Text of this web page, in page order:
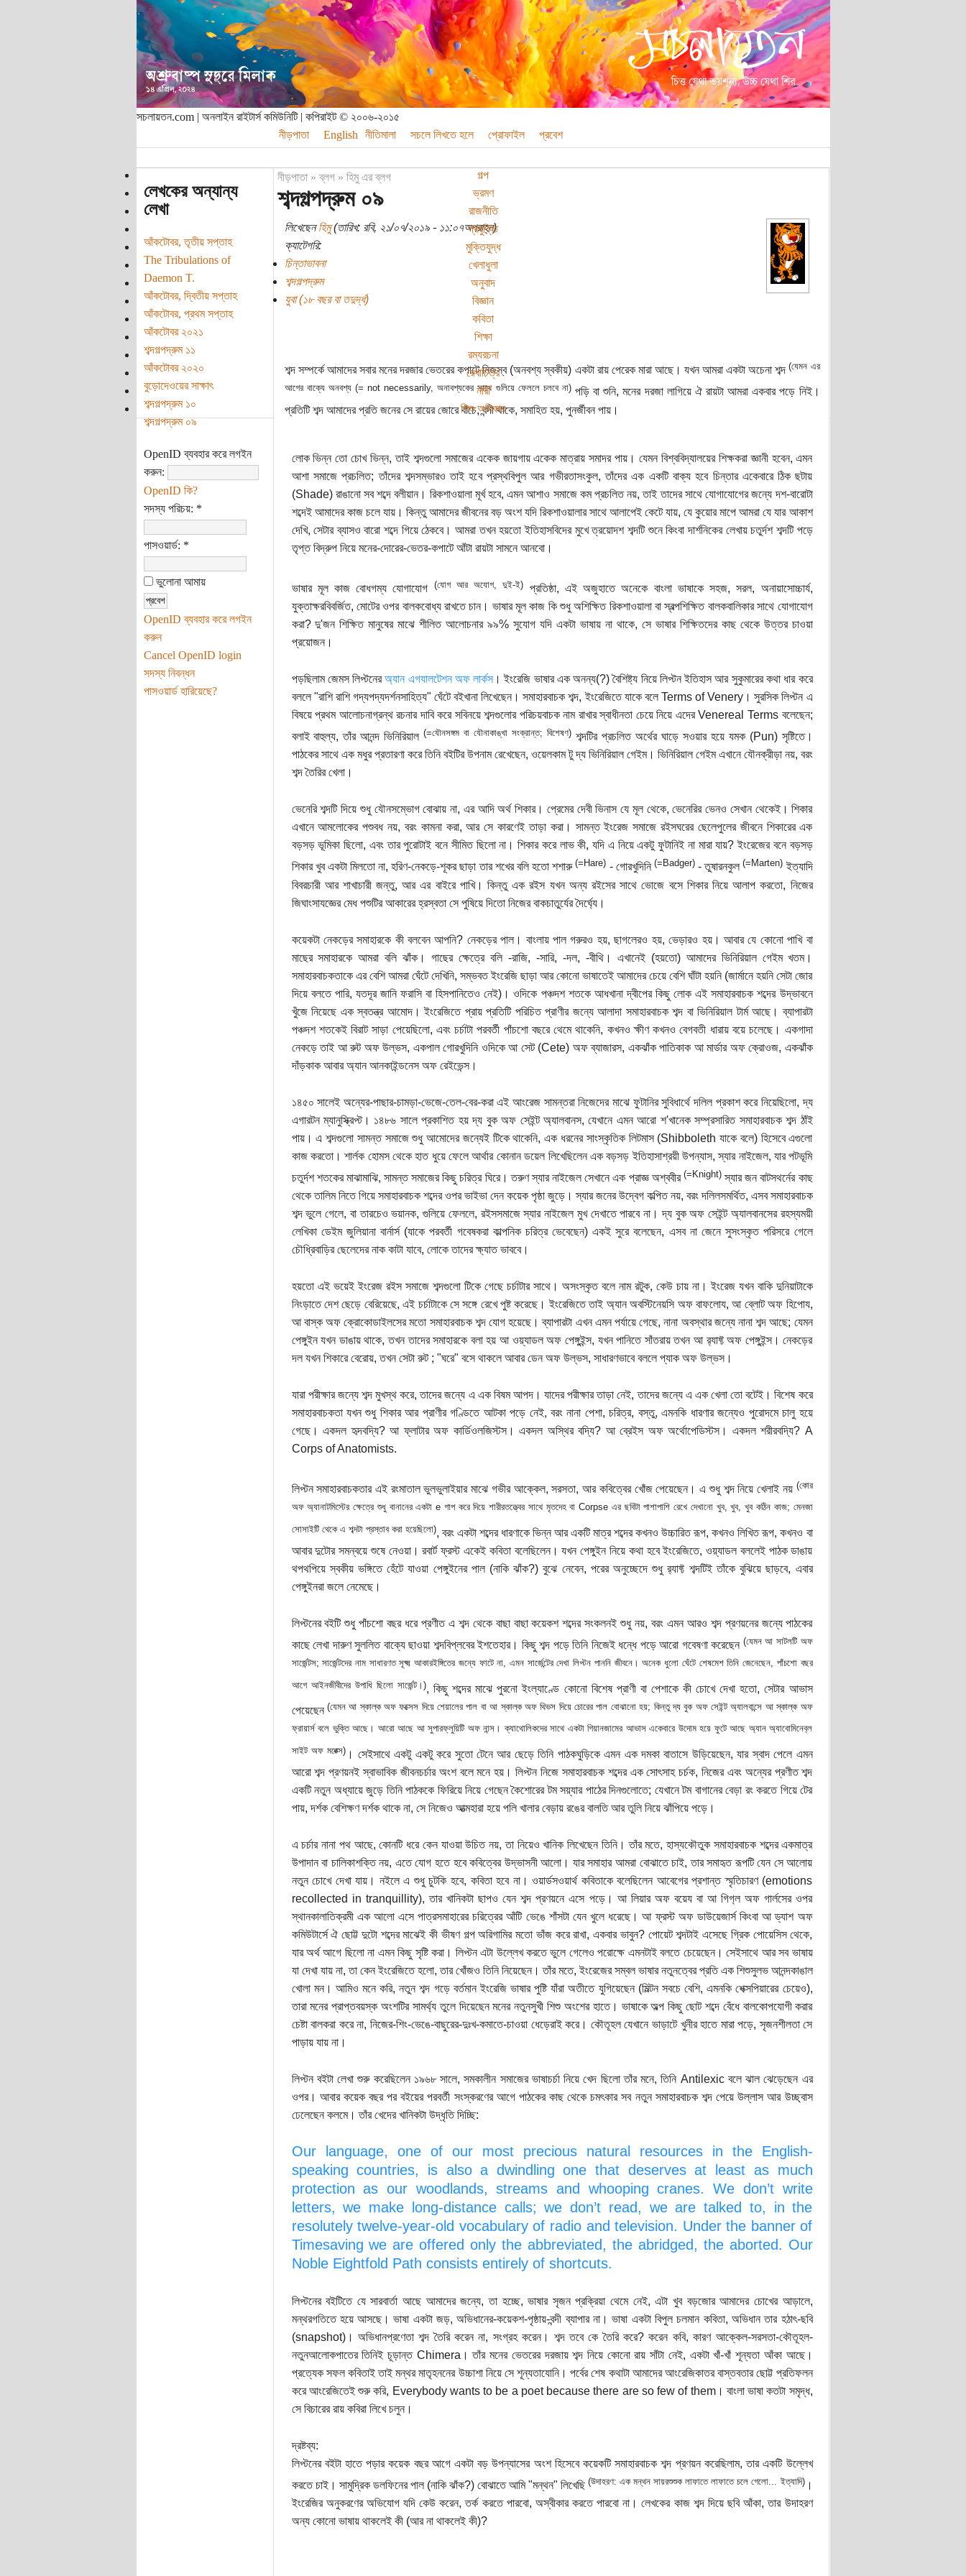
সচলায়তন.com | অনলাইন রাইটার্স কমিউনিটি | কপিরাইট © ২০০৬-২০১৫
নীড়পাতা
English নীতিমালা সচলে লিখতে হলে প্রোফাইল প্রবেশ
গল্প
ভ্রমণ
রাজনীতি
প্রযুক্তি
মুক্তিযুদ্ধ
খেলাধুলা
অনুবাদ
বিজ্ঞান
কবিতা
শিক্ষা
রম্যরচনা
রেখাচিত্র
নারী
শিশু অধিকার
লেখকের অন্যান্য
লেখা
আঁকটোবর, তৃতীয় সপ্তাহ
The Tribulations of
Daemon T.
আঁকটোবর, দ্বিতীয় সপ্তাহ
আঁকটোবর, প্রথম সপ্তাহ
আঁকটোবর ২০২১
শব্দগল্পদ্রুম ১১
আঁকটোবর ২০২০
বুড়োদেওয়ের সাক্ষাৎ
শব্দগল্পদ্রুম ১০
শব্দগল্পদ্রুম ০৯
OpenID ব্যবহার করে লগইন
করুন:
OpenID কি?
সদস্য পরিচয়: *
পাসওয়ার্ড: *
ভুলোনা আমায়
OpenID ব্যবহার করে লগইন
করুন
Cancel OpenID login
সদস্য নিবন্ধন
পাসওয়ার্ড হারিয়েছে?
নীড়পাতা»ব্লগ» হিমু এর ব্লগ
শব্দগল্পদ্রুম ০৯
লিখেছেনহিমু(তারিখ: রবি, ২১/০৭/২০১৯ - ১১:০৭অপরাহ্ন)
ক্যাটেগরি:
চিন্তাভাবনা
শব্দগল্পদ্রুম
যুবা (১৮ বছর বা তদুর্দ্ধ)
শব্দ সম্পর্কে আমাদের সবার মনের দরজার ভেতরের কপাটে নিজস্ব (অনবশ্য স্বকীয়) একটা রায় পেরেক মারা আছে। যখন আমরা একটা অচেনা শব্দ(যেমন এর
আগের বাক্যে অনবশ্য (= not necessarily, অনাবশ্যকের সাথে গুলিয়ে ফেললে চলবে না)পড়ি বা শুনি, মনের দরজা লাগিয়ে ঐ রায়টা আমরা একবার পড়ে নিই।
প্রতিটি শব্দ আমাদের প্রতি জনের সে রায়ের জোরে বাঁচে, বন্দী থাকে, সমাহিত হয়, পুনর্জীবন পায়।
লোক ভিন্ন তো চোখ ভিন্ন, তাই শব্দগুলো সমাজের একেক জায়গায় একেক মাত্রায় সমাদর পায়। যেমন বিশ্ববিদ্যালয়ের শিক্ষকরা জ্ঞানী হবেন, এমন
আশা সমাজে প্রচলিত; তাঁদের শব্দসম্ভারও তাই হবে প্রস্থবিপুল আর গভীরতাসংকুল, তাঁদের এক একটি বাক্য হবে চিন্তার একেবারে ঠিক ছটায়
(Shade) রাঙানো সব শব্দে বলীয়ান। রিকশাওয়ালা মূর্খ হবে, এমন আশাও সমাজে কম প্রচলিত নয়, তাই তাদের সাথে যোগাযোগের জন্যে দশ-বারোটা
শব্দেই আমাদের কাজ চলে যায়। কিন্তু আমাদের জীবনের বড় অংশ যদি রিকশাওয়ালার সাথে আলাপেই কেটে যায়, যে কুয়োর মাপে আমরা যে যার আকাশ
দেখি, সেটার ব্যাসও বারো শব্দে গিয়ে ঠেকবে। আমরা তখন হয়তো ইতিহাসবিদের মুখে ত্রয়োদশ শব্দটি শুনে কিংবা দার্শনিকের লেখায় চতুর্দশ শব্দটি পড়ে
তৃপ্ত বিদ্রুপ নিয়ে মনের-দোরের-ভেতর-কপাটে আঁটা রায়টা সামনে আনবো।
ভাষার মূল কাজ বোধগম্য যোগাযোগ (যোগ আর অযোগ, দুই-ই) প্রতিষ্ঠা, এই অজুহাতে অনেকে বাংলা ভাষাকে সহজ, সরল, অনায়াসোচ্চার্য,
যুক্তাক্ষরবিবর্জিত, মোটের ওপর বালকবোধ্য রাখতে চান। ভাষার মূল কাজ কি শুধু অশিক্ষিত রিকশাওয়ালা বা স্বল্পশিক্ষিত বালকবালিকার সাথে যোগাযোগ
করা? দু'জন শিক্ষিত মানুষের মাঝে শীলিত আলোচনার ৯৯% সুযোগ যদি একটা ভাষায় না থাকে, সে ভাষার শিক্ষিতদের কাছ থেকে উত্তর চাওয়া
প্রয়োজন।
পড়ছিলাম জেমস লিপ্টনেরঅ্যান এগযালটেশন অফ লার্কস । ইংরেজি ভাষার এক অনন্য(?) বৈশিষ্ট্য নিয়ে লিপ্টন ইতিহাস আর সুকুমারের কথা ধার করে
বললে "রাশি রাশি গদ্যপদ্যদর্শনসাহিত্য" ঘেঁটে বইখানা লিখেছেন। সমাহারবাচক শব্দ, ইংরেজিতে যাকে বলে Terms of Venery। সুরসিক লিপ্টন এ
বিষয়ে প্রথম আলোচনাগ্রন্থ রচনার দাবি করে সবিনয়ে শব্দগুলোর পরিচয়বাচক নাম রাখার স্বাধীনতা চেয়ে নিয়ে এদের Venereal Terms বলেছেন;
বলাই বাহুল্য, তাঁর আনন্দ ভিনিরিয়াল(=যৌনসঙ্গম বা যৌনাকাঙ্খা সংক্রান্ত; বিশেষণ) শব্দটির প্রচলিত অর্থের ঘাড়ে সওয়ার হয়ে যমক (Pun) সৃষ্টিতে।
পাঠকের সাথে এক মধুর প্রতারণা করে তিনি বইটির উপনাম রেখেছেন, ওয়েলকাম টু দ্য ভিনিরিয়াল গেইম। ভিনিরিয়াল গেইম এখানে যৌনক্রীড়া নয়, বরং
শব্দ তৈরির খেলা।
ভেনেরি শব্দটি দিয়ে শুধু যৌনসম্ভোগ বোঝায় না, এর আদি অর্থ শিকার। প্রেমের দেবী ভিনাস যে মূল থেকে, ভেনেরির ভেনও সেখান থেকেই। শিকার
এখানে আমলোকের পশুবধ নয়, বরং কামনা করা, আর সে কারণেই তাড়া করা। সামন্ত ইংরেজ সমাজে রইসঘরের ছেলেপুলের জীবনে শিকারের এক
বড়সড় ভূমিকা ছিলো, এবং তার পুরোটাই বনে সীমিত ছিলো না। শিকার করে লাভ কী, যদি এ নিয়ে একটু ফুটানিই না মারা যায়? ইংরেজের বনে বড়সড়
শিকার খুব একটা মিলতো না, হরিণ-নেকড়ে-শূকর ছাড়া তার শখের বলি হতো শশারু(=Hare) - গোরখুদিনি (=Badger)- তুষারনকুল(=Marten) ইত্যাদি
বিবরচারী আর শাখাচারী জন্তু, আর এর বাইরে পাখি। কিন্তু এক রইস যখন অন্য রইসের সাথে ভোজে বসে শিকার নিয়ে আলাপ করতো, নিজের
জিঘাংসাযজ্ঞের মেধ পশুটির আকারের হ্রস্বতা সে পুষিয়ে দিতো নিজের বাকচাতুর্যের দৈর্ঘ্যে।
কয়েকটা নেকড়ের সমাহারকে কী বলবেন আপনি? নেকড়ের পাল। বাংলায় পাল গরুরও হয়, ছাগলেরও হয়, ভেড়ারও হয়। আবার যে কোনো পাখি বা
মাছের সমাহারকে আমরা বলি ঝাঁক। গাছের ক্ষেত্রে বলি -রাজি, -সারি, -দল, -বীথি। এখানেই (হয়তো) আমাদের ভিনিরিয়াল গেইম খতম।
সমাহারবাচকতাকে এর বেশি আমরা ঘেঁটে দেখিনি, সম্ভবত ইংরেজি ছাড়া আর কোনো ভাষাতেই আমাদের চেয়ে বেশি ঘাঁটা হয়নি (জার্মানে হয়নি সেটা জোর
দিয়ে বলতে পারি, যতদূর জানি ফরাসি বা হিসপানিতেও নেই)। ওদিকে পঞ্চদশ শতকে আধখানা দ্বীপের কিছু লোক এই সমাহারবাচক শব্দের উদ্ভাবনে
খুঁজে নিয়েছে এক স্বতন্ত্র আমোদ। ইংরেজিতে প্রায় প্রতিটি পরিচিত প্রাণীর জন্যে আলাদা সমাহারবাচক শব্দ বা ভিনিরিয়াল টার্ম আছে। ব্যাপারটা
পঞ্চদশ শতকেই বিরাট সাড়া পেয়েছিলো, এবং চর্চাটা পরবর্তী পাঁচশো বছরে থেমে থাকেনি, কখনও ক্ষীণ কখনও বেগবতী ধারায় বয়ে চলেছে। একগাদা
নেকড়ে তাই আ রুট অফ উল্ভস, একপাল গোরখুদিনি ওদিকে আ সেট (Cete) অফ ব্যাজারস, একঝাঁক পাতিকাক আ মার্ডার অফ ক্রোওজ, একঝাঁক
দাঁড়কাক আবার অ্যান আনকাইন্ডনেস অফ রেইভেন্স।
১৪৫০ সালেই অন্যের-পাছার-চামড়া-ভেজে-তেল-বের-করা এই আংরেজ সামন্তরা নিজেদের মাঝে ফুটানির সুবিধার্থে দলিল প্রকাশ করে নিয়েছিলো, দ্য
এগারটন ম্যানুস্ক্রিপ্ট। ১৪৮৬ সালে প্রকাশিত হয় দ্য বুক অফ সেইন্ট অ্যালবানস, যেখানে এমন আরো শ'খানেক সম্প্রসারিত সমাহারবাচক শব্দ ঠাঁই
পায়। এ শব্দগুলো সামন্ত সমাজে শুধু আমোদের জন্যেই টিকে থাকেনি, এক ধরনের সাংস্কৃতিক লিটমাস (Shibboleth যাকে বলে) হিসেবে এগুলো
কাজ করতো। শার্লক হোমস থেকে হাত ধুয়ে ফেলে আর্থার কোনান ডয়েল লিখেছিলেন এক বড়সড় ইতিহাসাশ্রয়ী উপন্যাস, স্যার নাইজেল, যার পটভূমি
চতুর্দশ শতকের মাঝামাঝি, সামন্ত সমাজের কিছু চরিত্র ঘিরে। তরুণ স্যার নাইজেল সেখানে এক প্রাজ্ঞ অশ্ববীর (=Knight)স্যার জন বাটসথর্নের কাছ
থেকে তালিম নিতে গিয়ে সমাহারবাচক শব্দের ওপর ভাইভা দেন কয়েক পৃষ্ঠা জুড়ে। স্যার জনের উদ্বেগ কল্পিত নয়, বরং দলিলসমর্থিত, এসব সমাহারবাচক
শব্দ ভুলে গেলে, বা তারচেও ভয়ানক, গুলিয়ে ফেললে, রইসসমাজে স্যার নাইজেল মুখ দেখাতে পারবে না। দ্য বুক অফ সেইন্ট অ্যালবানসের রহস্যময়ী
লেখিকা ডেইম জুলিয়ানা বার্নার্স (যাকে পরবর্তী গবেষকরা কাল্পনিক চরিত্র ভেবেছেন) একই সুরে বলেছেন, এসব না জেনে সুসংস্কৃত পরিসরে গেলে
চৌধ্রিবাড়ির ছেলেদের নাক কাটা যাবে, লোকে তাদের ক্ষ্যাত ভাববে।
হয়তো এই ভয়েই ইংরেজ রইস সমাজে শব্দগুলো টিকে গেছে চর্চাটার সাথে। অসংস্কৃত বলে নাম রটুক, কেউ চায় না। ইংরেজ যখন বাকি দুনিয়াটাকে
নিংড়াতে দেশ ছেড়ে বেরিয়েছে, এই চর্চাটাকে সে সঙ্গে রেখে পুষ্ট করেছে। ইংরেজিতে তাই অ্যান অবস্টিনেয়সি অফ বাফলোয, আ ব্লোট অফ হিপোয,
আ বাস্ক অফ ক্রোকোডাইলসের মতো সমাহারবাচক শব্দ যোগ হয়েছে। ব্যাপারটা এখন এমন পর্যায়ে গেছে, নানা অবস্থার জন্যে নানা শব্দ আছে; যেমন
পেঙ্গুইন যখন ডাঙায় থাকে, তখন তাদের সমাহারকে বলা হয় আ ওয়্যাডল অফ পেঙ্গুইন্স, যখন পানিতে সাঁতরায় তখন আ র‍্যাফ্ট অফ পেঙ্গুইন্স। নেকড়ের
দল যখন শিকারে বেরোয়, তখন সেটা রুট ; "ঘরে" বসে থাকলে আবার ডেন অফ উল্ভস, সাধারণভাবে বললে প্যাক অফ উল্ভস।
যারা পরীক্ষার জন্যে শব্দ মুখস্থ করে, তাদের জন্যে এ এক বিষম আপদ। যাদের পরীক্ষার তাড়া নেই, তাদের জন্যে এ এক খেলা তো বটেই। বিশেষ করে
সমাহারবাচকতা যখন শুধু শিকার আর প্রাণীর গণ্ডিতে আটকা পড়ে নেই, বরং নানা পেশা, চরিত্র, বস্তু, এমনকি ধারণার জন্যেও পুরোদমে চালু হয়ে
গেছে। একদল হৃদবদ্যি? আ ফ্লাটার অফ কার্ডিওলজিস্টস। একদল অস্থির বদ্যি? আ ব্রেইস অফ অর্থোপেডিস্টস। একদল শরীরবদ্যি? A
Corps of Anatomists.
লিপ্টন সমাহারবাচকতার এই রংমাতাল ভুলভুলাইয়ার মাঝে গভীর আক্কেল, সরসতা, আর কবিত্বের খোঁজ পেয়েছেন। এ শুধু শব্দ নিয়ে খেলাই নয় (কোর
অফ অ্যানাটমিস্টের ক্ষেত্রে শুধু বানানের একটা e গাপ করে দিয়ে শারীরতত্ত্বের সাথে মৃতদেহ বা Corpse এর ছবিটা পাশাপাশি রেখে দেখানো খুব, খুব, খুব কঠিন কাজ; মেনজা
সোসাইটি থেকে এ শব্দটা প্রস্তাব করা হয়েছিলো), বরং একটা শব্দের ধারণাকে ভিন্ন আর একটি মাত্র শব্দের কখনও উচ্চারিত রূপ, কখনও লিখিত রূপ, কখনও বা
আবার দুটোর সমন্বয়ে শুষে নেওয়া। রবার্ট ফ্রস্ট একেই কবিতা বলেছিলেন। যখন পেঙ্গুইন নিয়ে কথা হবে ইংরেজিতে, ওয়্যাডল বললেই পাঠক ডাঙায়
থপথপিয়ে স্বকীয় ভঙ্গিতে হেঁটে যাওয়া পেঙ্গুইনের পাল (নাকি ঝাঁক?) বুঝে নেবেন, পরের অনুচ্ছেদে শুধু র‍্যাফ্ট শব্দটিই তাঁকে বুঝিয়ে ছাড়বে, এবার
পেঙ্গুইনরা জলে নেমেছে।
লিপ্টনের বইটি শুধু পাঁচশো বছর ধরে প্রণীত এ শব্দ থেকে বাছা বাছা কয়েকশ শব্দের সংকলনই শুধু নয়, বরং এমন আরও শব্দ প্রণয়নের জন্যে পাঠকের
কাছে লেখা দারুণ সুললিত বাক্যে ছাওয়া শব্দবিপ্লবের ইশতেহার। কিছু শব্দ পড়ে তিনি নিজেই ধন্ধে পড়ে আরো গবেষণা করেছেন (যেমন আ সাটলটি অফ
সার্জেন্টস; সার্জেন্টদের নাম সাধারণত সূক্ষ্ম আকারইঙ্গিতের জন্যে ফাটে না, এমন সার্জেন্টের দেখা লিপ্টন পাননি জীবনে। অনেক ধুলো ঘেঁটে শেষমেশ তিনি জেনেছেন, পাঁচশো বছর
আগে আইনজীবীদের উপাধি ছিলো সার্জেন্ট।), কিছু শব্দের মাঝে পুরনো ইংল্যাণ্ডে কোনো বিশেষ প্রাণী বা পেশাকে কী চোখে দেখা হতো, সেটার আভাস
পেয়েছেন (যেমন আ স্কাল্ক অফ ফক্সেস দিয়ে শেয়ালের পাল বা আ স্কাল্ক অফ থিভস দিয়ে চোরের পাল বোঝানো হয়; কিন্তু দ্য বুক অফ সেইন্ট অ্যালবান্সে আ স্কাল্ক অফ
ফ্রায়ার্স বলে ভুক্তি আছে। আরো আছে আ সুপারফ্লুয়িটি অফ নান্স। ক্যাথোলিকদের সাথে একটা গিয়ানজামের আভাস একেবারে উদোম হয়ে ফুটে আছে অ্যান অ্যাবোমিনেব‌্ল
সাইট অফ মঙ্ক্সে) । সেইসাথে একটু একটু করে সুতো টেনে আর ছেড়ে তিনি পাঠকঘুড়িকে এমন এক দমকা বাতাসে উড়িয়েছেন, যার স্বাদ পেলে এমন
আরো শব্দ প্রণয়নই স্বাভাবিক জীবনচর্চার অংশ বলে মনে হয়। লিপ্টন নিজে সমাহারবাচক শব্দের এক সোৎসাহ চর্চক, নিজের এবং অন্যের প্রণীত শব্দ
একটি নতুন অধ্যায়ে জুড়ে তিনি পাঠককে ফিরিয়ে নিয়ে গেছেন কৈশোরের টম সয়্যার পাঠের দিনগুলোতে; যেখানে টম বাগানের বেড়া রং করতে গিয়ে টের
পায়, দর্শক বেশিক্ষণ দর্শক থাকে না, সে নিজেও আত্মহারা হয়ে পলি খালার বেড়ায় রঙের বালতি আর তুলি নিয়ে ঝাঁপিয়ে পড়ে।
এ চর্চার নানা পথ আছে, কোনটি ধরে কেন যাওয়া উচিত নয়, তা নিয়েও খানিক লিখেছেন তিনি। তাঁর মতে, হাস্যকৌতুক সমাহারবাচক শব্দের একমাত্র
উপাদান বা চালিকাশক্তি নয়, এতে যোগ হতে হবে কবিত্বের উদ্ভাসনী আলো। যার সমাহার আমরা বোঝাতে চাই, তার সমাহৃত রূপটি যেন সে আলোয়
নতুন চোখে দেখা যায়। নইলে এ শুধু চুটকি হবে, কবিতা হবে না। ওয়ার্ডসওয়ার্থ কবিতাকে বলেছিলেন আবেগের প্রশান্ত স্মৃতিচারণ (emotions
recollected in tranquillity), তার খানিকটা ছাপও যেন শব্দ প্রণয়নে এসে পড়ে। আ লিয়ার অফ বয়েয বা আ গিগ‌্ল অফ গার্লসের ওপর
স্থানকালাতিক্রমী এক আলো এসে পাত্রসমাহারের চরিত্রের আঁটি ভেঙে শাঁসটা যেন খুলে ধরেছে। আ ফ্রস্ট অফ ডাউয়েজার্স কিংবা আ ড্যাশ অফ
কমিউটার্সে ঐ ছোট্ট দুটো শব্দের মাঝেই কী ভীষণ গল্প অরিগামির মতো ভাঁজ করে রাখা, একবার ভাবুন? পোয়েট শব্দটাই এসেছে গ্রিক পোয়েসিস থেকে,
যার অর্থ আগে ছিলো না এমন কিছু সৃষ্টি করা। লিপ্টন এটা উল্লেখ করতে ভুলে গেলেও পরোক্ষে এমনটাই বলতে চেয়েছেন। সেইসাথে আর সব ভাষায়
যা দেখা যায় না, তা কেন ইংরেজিতে হলো, তার খোঁজও তিনি নিয়েছেন। তাঁর মতে, ইংরেজের সম্বল ভাষার নতুনত্বের প্রতি এক শিশুসুলভ আনন্দকাঙাল
খোলা মন। আমিও মনে করি, নতুন শব্দ গড়ে বর্তমান ইংরেজি ভাষার পুষ্টি যাঁরা অতীতে যুগিয়েছেন (মিল্টন সবচে বেশি, এমনকি শেক্সপিয়ারের চেয়েও),
তারা মনের প্রাপ্তবয়স্ক অংশটির সামর্থ্য তুলে দিয়েছেন মনের নতুনসুখী শিশু অংশের হাতে। ভাষাকে অল্প কিছু ছোট শব্দে বেঁধে বালকোপযোগী করার
চেষ্টা বালকরা করে না, নিজের-শিং-ভেঙে-বাছুরের-দুঃখ-কমাতে-চাওয়া ধেড়েরাই করে। কৌতূহল যেখানে ভাড়াটে খুনীর হাতে মারা পড়ে, সৃজনশীলতা সে
পাড়ায় যায় না।
লিপ্টন বইটা লেখা শুরু করেছিলেন ১৯৬৮ সালে, সমকালীন সমাজের ভাষাচর্চা নিয়ে খেদ ছিলো তাঁর মনে, তিনি Antilexic বলে ঝাল ঝেড়েছেন এর
ওপর। আবার কয়েক বছর পর বইয়ের পরবর্তী সংস্করণের আগে পাঠকের কাছ থেকে চমৎকার সব নতুন সমাহারবাচক শব্দ পেয়ে উল্লাস আর উচ্ছ্বাস
ঢেলেছেন কলমে। তাঁর খেদের খানিকটা উদ্ধৃতি দিচ্ছি:
Our language, one of our most precious natural resources in the English-
speaking countries, is also a dwindling one that deserves at least as much
protection as our woodlands, streams and whooping cranes. We don’t write
letters, we make long-distance calls; we don’t read, we are talked to, in the
resolutely twelve-year-old vocabulary of radio and television. Under the banner of
Timesaving we are offered only the abbreviated, the abridged, the aborted. Our
Noble Eightfold Path consists entirely of shortcuts.
লিপ্টনের বইটিতে যে সারবার্তা আছে আমাদের জন্যে, তা হচ্ছে, ভাষার সৃজন প্রক্রিয়া থেমে নেই, এটা খুব বড়জোর আমাদের চোখের আড়ালে,
মন্থরগতিতে হয়ে আসছে। ভাষা একটা জড়, অভিধানের-কয়েকশ-পৃষ্ঠায়-বন্দী ব্যাপার না। ভাষা একটা বিপুল চলমান কবিতা, অভিধান তার হঠাৎ-ছবি
(snapshot)। অভিধানপ্রণেতা শব্দ তৈরি করেন না, সংগ্রহ করেন। শব্দ তবে কে তৈরি করে? করেন কবি, কারণ আক্কেল-সরসতা-কৌতূহল-
নতুনআলোকপাতের তিনিই চূড়ান্ত Chimera। তাঁর মনের ভেতরের দরজায় শব্দ নিয়ে কোনো রায় সাঁটা নেই, একটা খাঁ-খাঁ শূন্যতা আঁকা আছে।
প্রত্যেক সফল কবিতাই তাই মন্থর মাতৃহননের উচ্চাশা নিয়ে সে শূন্যতাযোনি। পর্বের শেষ কথাটা আমাদের আংরেজিকাতর বাস্তবতার ছোট্ট প্রতিফলন
করে আংরেজিতেই শুরু করি, Everybody wants to be a poet because there are so few of them। বাংলা ভাষা কতটা সমৃদ্ধ,
সে বিচারের রায় কবিরা লিখে চলুন।
দ্রষ্টব্য:
লিপ্টনের বইটা হাতে পড়ার কয়েক বছর আগে একটা বড় উপন্যাসের অংশ হিসেবে কয়েকটি সমাহারবাচক শব্দ প্রণয়ন করেছিলাম, তার একটি উল্লেখ
করতে চাই। সামুদ্রিক ডলফিনের পাল (নাকি ঝাঁক?) বোঝাতে আমি "মন্থন" লিখেছি(উদাহরণ: এক মন্থন সায়রশুশুক লাফাতে লাফাতে চলে গেলো... ইত্যাদি)।
ইংরেজির অনুকরণের অভিযোগ যদি কেউ করেন, তর্ক করতে পারবো, অস্বীকার করতে পারবো না। লেখকের কাজ শব্দ দিয়ে ছবি আঁকা, তার উদাহরণ
অন্য কোনো ভাষায় থাকলেই কী (আর না থাকলেই কী)?